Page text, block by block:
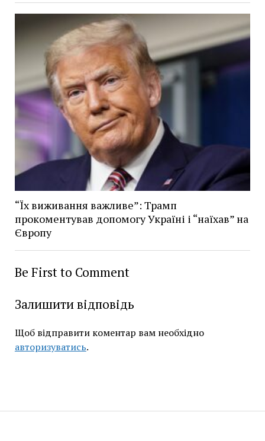
“Їх виживання важливе”: Трамп
прокоментував допомогу Україні і “наїхав” на
Європу
Be First to Comment
Залишити відповідь
Щоб відправити коментар вам необхідно
авторизуватись.